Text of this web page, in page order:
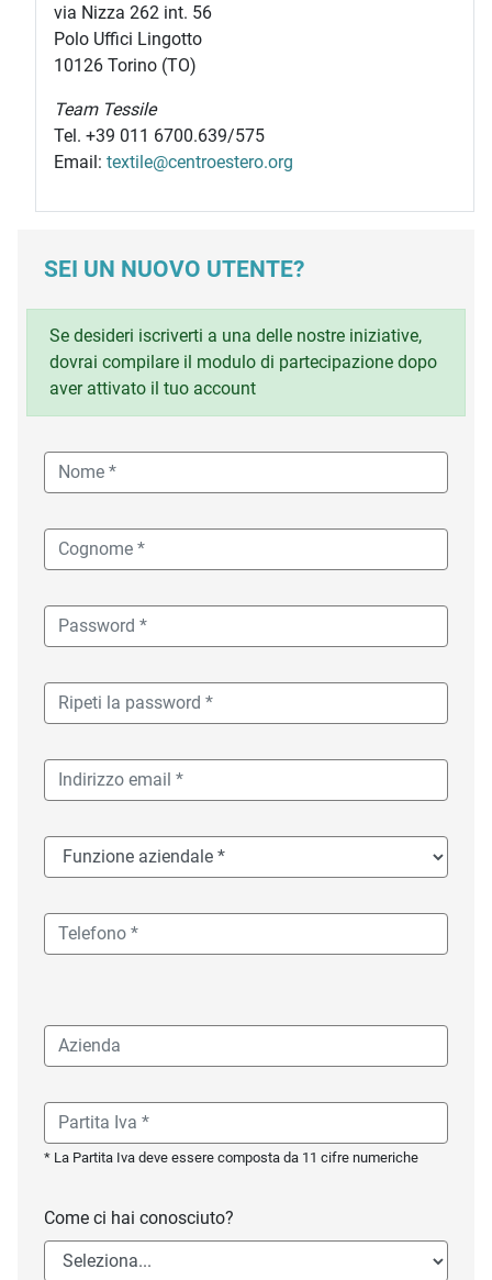
via Nizza 262 int. 56
Polo Uffici Lingotto
10126 Torino (TO)
Team Tessile
Tel. +39 011 6700.639/575
Email: textile@centroestero.org
SEI UN NUOVO UTENTE?
Se desideri iscriverti a una delle nostre iniziative,
dovrai compilare il modulo di partecipazione dopo
aver attivato il tuo account
* La Partita Iva deve essere composta da 11 cifre numeriche
Come ci hai conosciuto?